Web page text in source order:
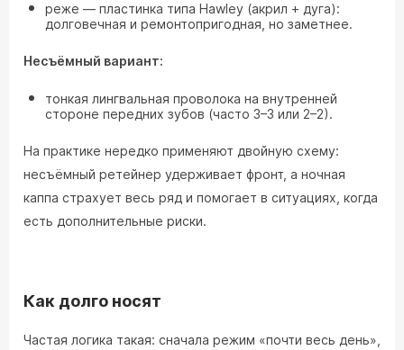
реже — пластинка типа Hawley (акрил + дуга):
долговечная и ремонтопригодная, но заметнее.
Несъёмный вариант:
тонкая лингвальная проволока на внутренней
стороне передних зубов (часто 3–3 или 2–2).
На практике нередко применяют двойную схему:
несъёмный ретейнер удерживает фронт, а ночная
каппа страхует весь ряд и помогает в ситуациях, когда
есть дополнительные риски.
Как долго носят
Частая логика такая: сначала режим «почти весь день»,